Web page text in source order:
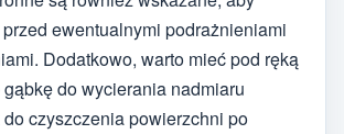
ewentualnymi podrażnieniami
Dodatkowo, warto mieć pod ręką
do wycierania nadmiaru
do czyszczenia powierzchni po